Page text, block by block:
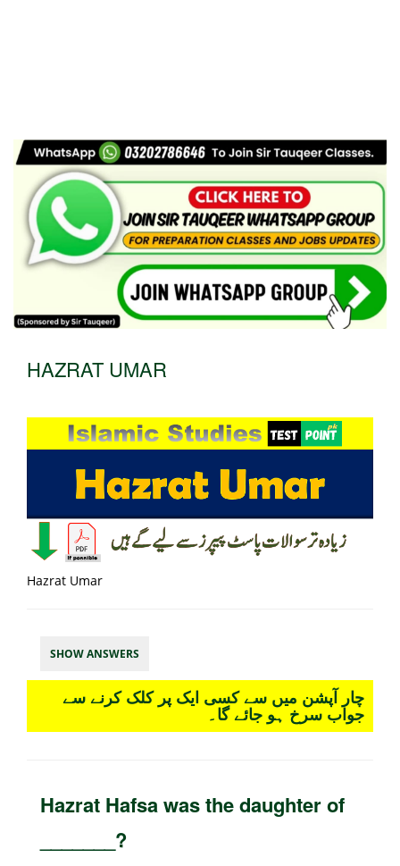
HAZRAT UMAR
Hazrat Umar
SHOW ANSWERS
چار آپشن میں سے کسی ایک پر کلک کرنے سے
جواب سرخ ہو جائے گا۔
Hazrat Hafsa was the daughter of
_______?